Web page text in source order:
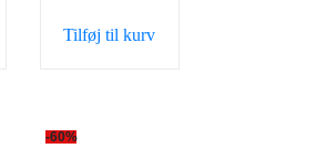
Tilføj til kurv
-60%